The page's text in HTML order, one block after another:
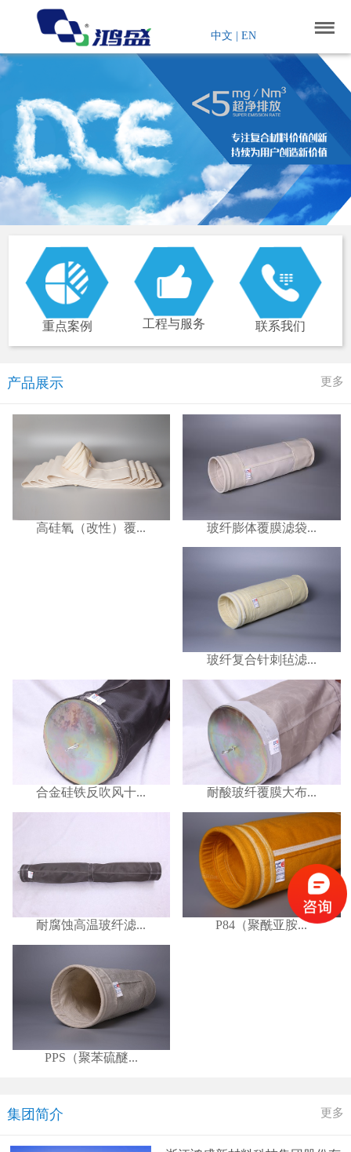
中文 | EN
重点案例 工程与服务 联系我们
产品展示 更多
高硅氧（改性）覆... 玻纤膨体覆膜滤袋...
玻纤复合针刺毡滤...
合金硅铁反吹风十... 耐酸玻纤覆膜大布...
耐腐蚀高温玻纤滤... P84（聚酰亚胺...
PPS（聚苯硫醚...
集团简介 更多